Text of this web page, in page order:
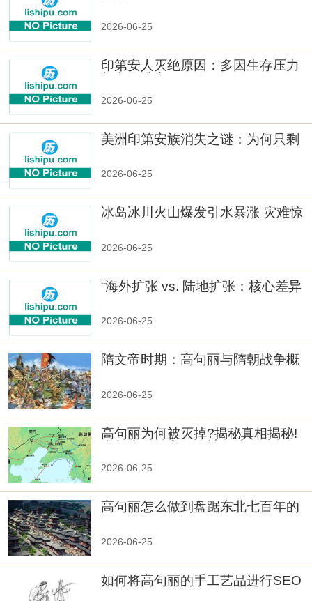
2026-06-25
印第安人灭绝原因：多因生存压力
2026-06-25
美洲印第安族消失之谜：为何只剩
2026-06-25
冰岛冰川火山爆发引水暴涨 灾难惊
2026-06-25
“海外扩张 vs. 陆地扩张：核心差异
2026-06-25
隋文帝时期：高句丽与隋朝战争概
2026-06-25
高句丽为何被灭掉?揭秘真相揭秘!
2026-06-25
高句丽怎么做到盘踞东北七百年的
2026-06-25
如何将高句丽的手工艺品进行SEO